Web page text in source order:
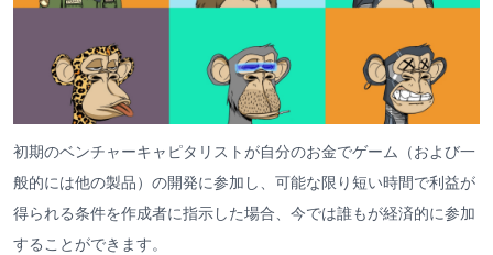
初期のベンチャーキャピタリストが自分のお金でゲーム（および一
般的には他の製品）の開発に参加し、可能な限り短い時間で利益が
得られる条件を作成者に指示した場合、今では誰もが経済的に参加
することができます。